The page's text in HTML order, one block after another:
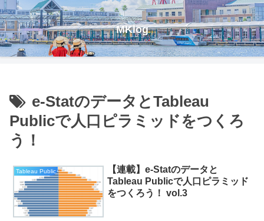
MKlog
e-StatのデータとTableau
Publicで人口ピラミッドをつくろ
う！
Tableau Public
【連載】e-Statのデータと
Tableau Publicで人口ピラミッド
をつくろう！ vol.3